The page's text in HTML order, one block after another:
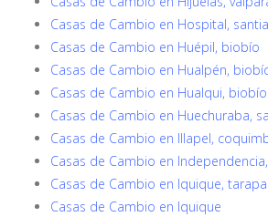
Casas de Cambio en Hospital,
Casas de Cambio en Huépil, biobío
Casas de Cambio en Hualpén,
Casas de Cambio en Hualqui, biobío
Casas de Cambio en Huechuraba,
Casas de Cambio en Illapel,
Casas de Cambio en
Casas de Cambio en Iquique,
Casas de Cambio en Iquique